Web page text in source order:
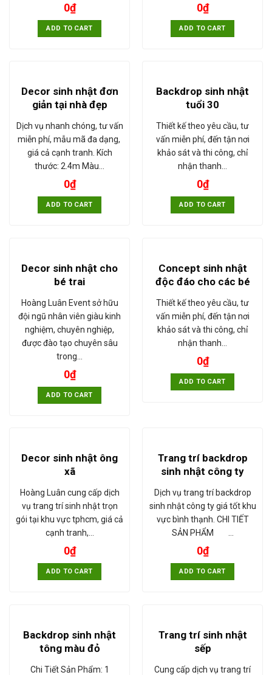
0₫
ADD TO CART
0₫
ADD TO CART
Decor sinh nhật đơn
giản tại nhà đẹp
Dịch vụ nhanh chóng, tư vấn
miễn phí, mẫu mã đa dạng,
giá cả cạnh tranh. Kích
thước: 2.4m Màu…
0₫
ADD TO CART
Backdrop sinh nhật
tuổi 30
Thiết kế theo yêu cầu, tư
vấn miễn phí, đến tận nơi
khảo sát và thi công, chỉ
nhận thanh…
0₫
ADD TO CART
Decor sinh nhật cho
bé trai
Hoàng Luân Event sở hữu
đội ngũ nhân viên giàu kinh
nghiệm, chuyên nghiệp,
được đào tạo chuyên sâu
trong…
0₫
ADD TO CART
Concept sinh nhật
độc đáo cho các bé
Thiết kế theo yêu cầu, tư
vấn miễn phí, đến tận nơi
khảo sát và thi công, chỉ
nhận thanh…
0₫
ADD TO CART
Decor sinh nhật ông
xã
Hoàng Luân cung cấp dịch
vụ trang trí sinh nhật trọn
gói tại khu vực tphcm, giá cả
cạnh tranh,…
0₫
ADD TO CART
Trang trí backdrop
sinh nhật công ty
Dịch vụ trang trí backdrop
sinh nhật công ty giá tốt khu
vực bình thạnh. CHI TIẾT
SẢN PHẨM …
0₫
ADD TO CART
Backdrop sinh nhật
tông màu đỏ
Chi Tiết Sản Phẩm: 1
Trang trí sinh nhật
sếp
Cung cấp dịch vụ trang trí